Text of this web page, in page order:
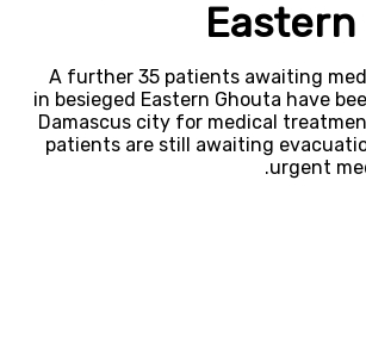
Eastern
A further 35 patients awaiting
in besieged Eastern Ghouta have
Damascus city for medical
patients are still awaiting
urgent